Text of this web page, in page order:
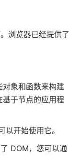
浏览器已经提供了
象和函数来构建
于节点的应用程
开始使用它。
DOM，您可以通